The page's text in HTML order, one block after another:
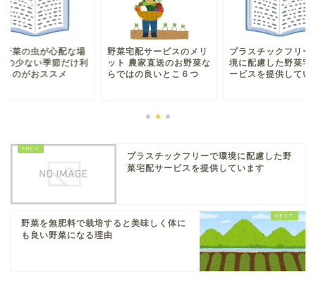
野菜の虫が心配な場
の少ない季節だけ利
るのがおススメ
野菜宅配サービスのメリ
ット 農家直送のお野菜な
らではの良いとこ６つ
プラスチックフリー
境に配慮した野菜宅
ービスを提供してい
プラスチックフリーで環境に配慮した野
菜宅配サービスを提供しています
野菜を無肥料で栽培すると美味しく体に
も良い野菜になる理由